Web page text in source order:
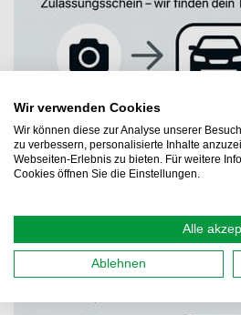
Wir verwenden Cookies
Wir können diese zur Analyse unserer
zu verbessern, personalisierte Inhalte
Webseiten-Erlebnis zu bieten. Für weitere
Cookies öffnen Sie die Einstellungen.
Alle
Ablehnen